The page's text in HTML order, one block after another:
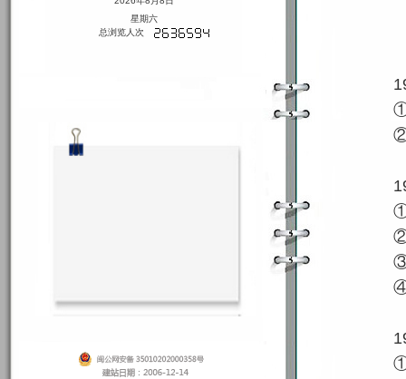
星期六
总浏览人次
①
②
①
②
③
④